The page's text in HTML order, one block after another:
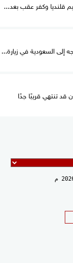
قلنديا وكفر عقب بعد...
إلى السعودية في زيارة...
قد تنتهي قريبًا جدًا
م